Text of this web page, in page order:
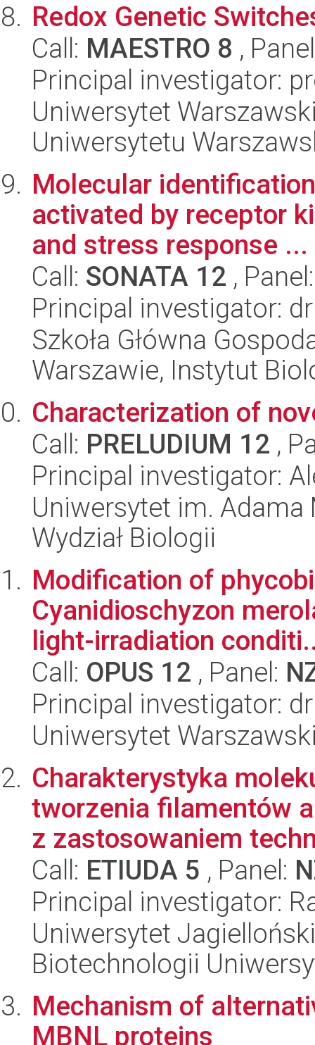
Redox Genetic
Call: MAESTRO 8 ,
Principal investigator:
Uniwersytet
Uniwersytetu
Molecular
activated by receptor
and stress response ...
Call: SONATA 12 ,
Principal investigator:
Szkoła Główna
Warszawie, Instytut
Characterization of
Call: PRELUDIUM 12 ,
Principal investigator:
Uniwersytet im.
Wydział Biologii
Modification of
Cyanidioschyzon
light-irradiation
Call: OPUS 12 , Panel:
Principal investigator:
Uniwersytet
Charakterystyka
tworzenia filamentów
z zastosowaniem
Call: ETIUDA 5 , Panel:
Principal investigator:
Uniwersytet
Biotechnologii
Mechanism of
MBNL proteins